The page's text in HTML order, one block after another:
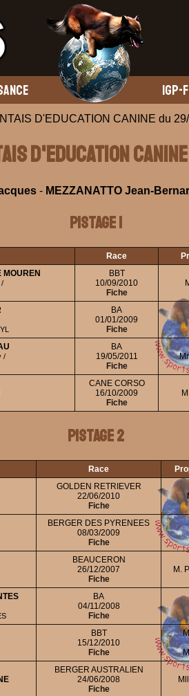
IGP-
D'EDUCATION CANINE du
D'EDUCATION
- MEZZANATTO Jean-
Pistage 1
Race
MOUREN
/
BBT
10/09/2010
Fiche
BA
01/01/2009
Fiche
/
BA
19/05/2011
Fiche
CANE CORSO
16/10/2009
Fiche
Pistage 2
Race
GOLDEN RETRIEVER
22/06/2010
Fiche
BERGER DES PYRENEES
08/03/2009
Fiche
BEAUCERON
26/12/2007
Fiche
M.
BA
04/11/2008
Fiche
BBT
15/12/2010
Fiche
BERGER AUSTRALIEN
24/06/2008
Fiche